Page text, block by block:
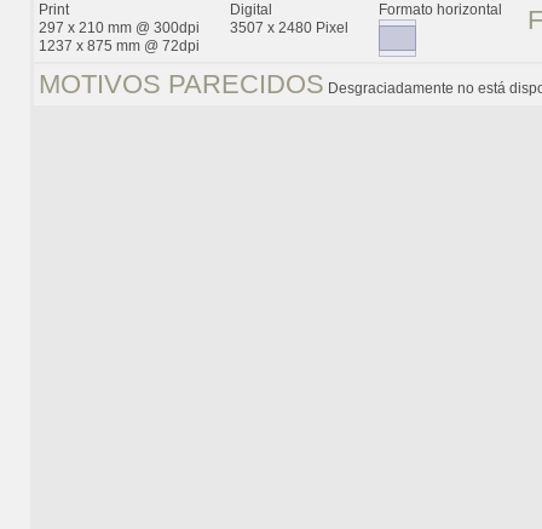
Print
297 x 210 mm @ 300dpi
1237 x 875 mm @ 72dpi
Digital
3507 x 2480 Pixel
Formato horizontal
MOTIVOS PARECIDOS Desgraciadamente no está